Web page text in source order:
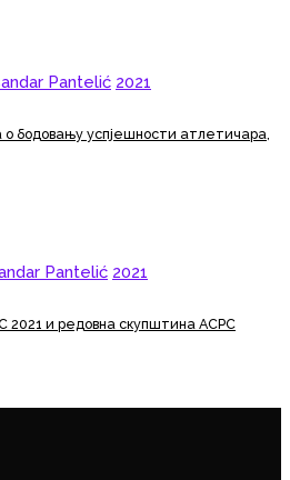
Pantelić 2021
бодовању успјешности атлетичара,
Pantelić 2021
и редовна скупштина АСРС